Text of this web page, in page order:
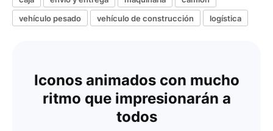
vehículo pesado
vehículo de construcción logística
Iconos animados con mucho
ritmo que impresionarán a
todos